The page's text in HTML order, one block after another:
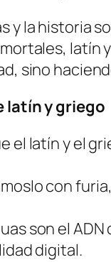
y la historia
latín
sino
latín y griego
el latín y el
con furia,
son el
digital.